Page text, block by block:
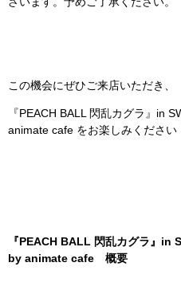
この機会にぜひご来店いただき、
『PEACH BALL 閃乱カグラ』in
animate cafe をお楽しみください
『PEACH BALL 閃乱カグラ』in
by animate cafe 概要